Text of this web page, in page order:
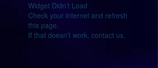
Widget Didn’t Load
Check your internet and refresh
this page.
If that doesn’t work, contact us.